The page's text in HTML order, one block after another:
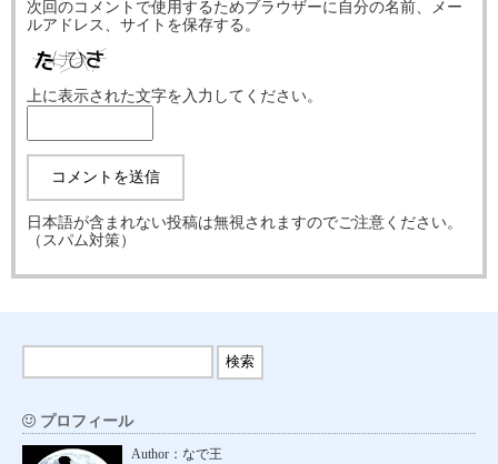
次回のコメントで使用するためブラウザーに自分の名前、メー
ルアドレス、サイトを保存する。
上に表示された文字を入力してください。
日本語が含まれない投稿は無視されますのでご注意ください。
（スパム対策）
プロフィール
Author：なで王